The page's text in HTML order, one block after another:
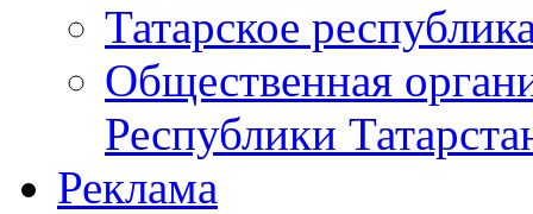
Татарское
Общественная
Республики
Реклама